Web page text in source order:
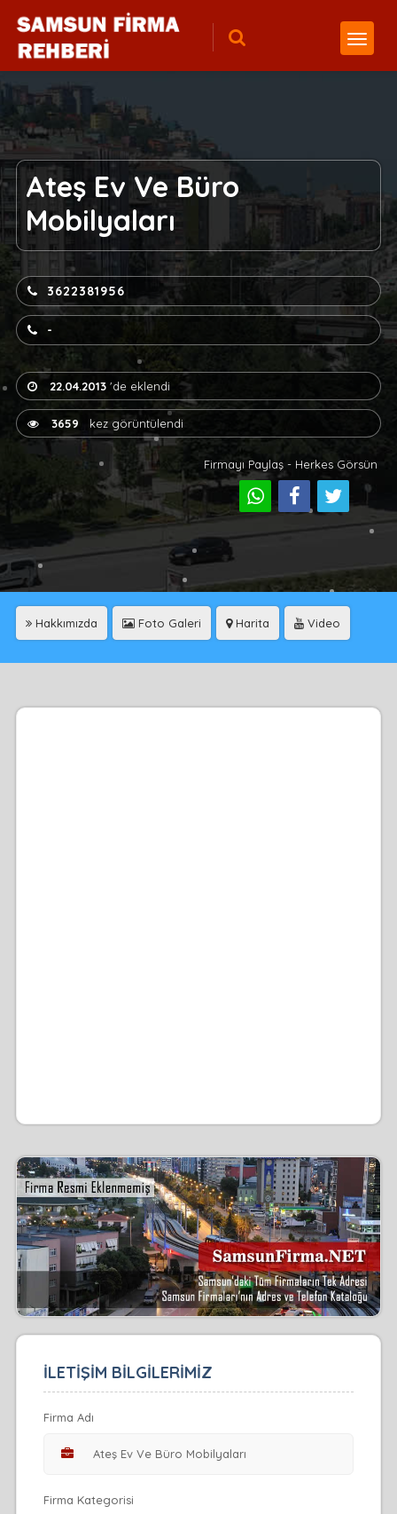
Ateş Ev Ve Büro
Mobilyaları
3622381956
-
22.04.2013'de eklendi
3659 kez görüntülendi
Firmayı Paylaş - Herkes Görsün
Hakkımızda Foto Galeri Harita Video
İLETİŞİM BİLGİLERİMİZ
Firma Adı
Firma Kategorisi